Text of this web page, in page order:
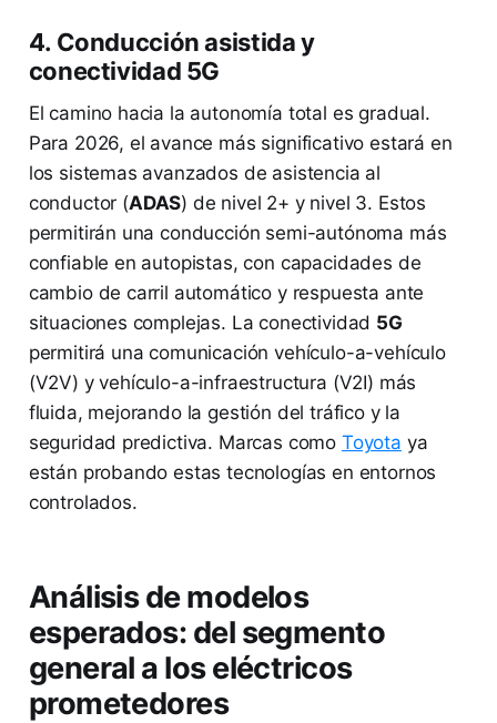
4. Conducción asistida y
conectividad 5G
El camino hacia la autonomía total es gradual.
Para 2026, el avance más significativo estará en
los sistemas avanzados de asistencia al
conductor (ADAS) de nivel 2+ y nivel 3. Estos
permitirán una conducción semi-autónoma más
confiable en autopistas, con capacidades de
cambio de carril automático y respuesta ante
situaciones complejas. La conectividad 5G
permitirá una comunicación vehículo-a-vehículo
(V2V) y vehículo-a-infraestructura (V2I) más
fluida, mejorando la gestión del tráfico y la
seguridad predictiva. Marcas como Toyota ya
están probando estas tecnologías en entornos
controlados.
Análisis de modelos
esperados: del segmento
general a los eléctricos
prometedores